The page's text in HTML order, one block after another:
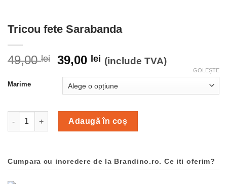
Tricou fete Sarabanda
49,00lei
Prețul
fost:
49,00 lei.
39,00 lei Prețul
este:
39,00 lei.
(include TVA)
Marime
GOLEȘTE
Cantitate Tricou fete Sarabanda
Adaugă în coș
Cumpara cu incredere de la Brandino.ro. Ce iti oferim?